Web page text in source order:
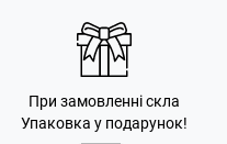
При замовленні скла
Упаковка у подарунок!